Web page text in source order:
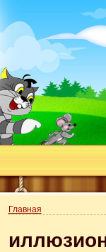
Главная